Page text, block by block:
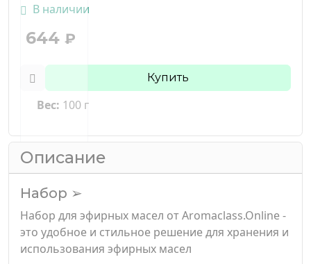
В наличии
644 ₽
Купить
Вес: 100 г
Описание
Набор ➢
Набор для эфирных масел от Aromaclass.Online -
это удобное и стильное решение для хранения и
использования эфирных масел